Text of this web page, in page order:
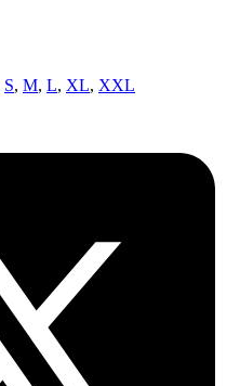
S, M, L, XL, XXL